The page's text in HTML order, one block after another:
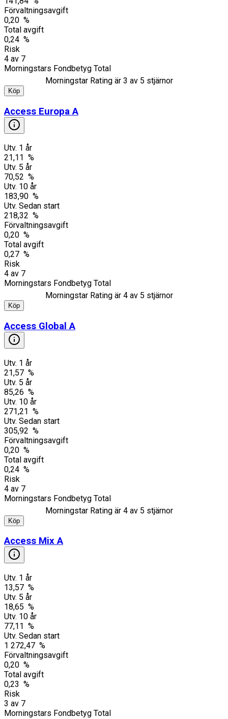
Förvaltningsavgift
0,20 %
Total avgift
0,24 %
Risk
4 av 7
Morningstars Fondbetyg Total
Morningstar Rating är 3 av 5 stjärnor
Köp
Access Europa A
Utv. 1 år
21,11 %
Utv. 5 år
70,52 %
Utv. 10 år
183,90 %
Utv. Sedan start
218,32 %
Förvaltningsavgift
0,20 %
Total avgift
0,27 %
Risk
4 av 7
Morningstars Fondbetyg Total
Morningstar Rating är 4 av 5 stjärnor
Köp
Access Global A
Utv. 1 år
21,57 %
Utv. 5 år
85,26 %
Utv. 10 år
271,21 %
Utv. Sedan start
305,92 %
Förvaltningsavgift
0,20 %
Total avgift
0,24 %
Risk
4 av 7
Morningstars Fondbetyg Total
Morningstar Rating är 4 av 5 stjärnor
Köp
Access Mix A
Utv. 1 år
13,57 %
Utv. 5 år
18,65 %
Utv. 10 år
77,11 %
Utv. Sedan start
1 272,47 %
Förvaltningsavgift
0,20 %
Total avgift
0,23 %
Risk
3 av 7
Morningstars Fondbetyg Total